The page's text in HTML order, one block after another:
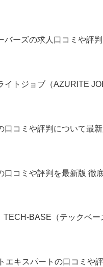
ーズの求人口コミや評
トジョブ（AZURITE
コミや評判について最
コミや評判を最新版 徹
BASE（テックベ
エキスパートの口コミや